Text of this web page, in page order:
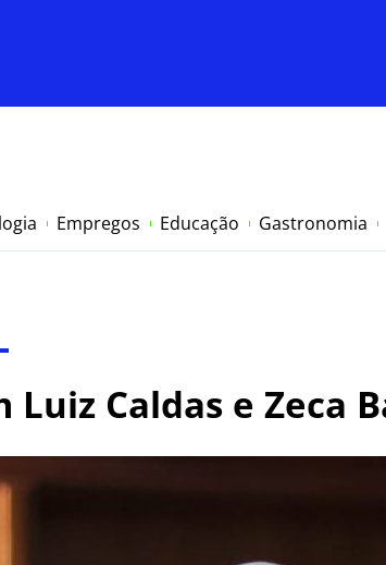
Empregos Educação Gastronomia
Luiz Caldas e Zeca